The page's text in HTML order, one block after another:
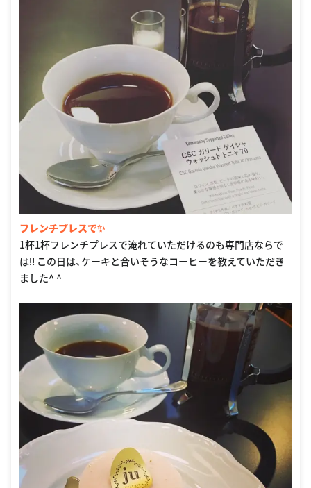
フレンチプレスで✨
1杯1杯フレンチプレスで淹れていただけるのも専門店ならで
は‼︎ この日は、ケーキと合いそうなコーヒーを教えていただき
ました^ ^